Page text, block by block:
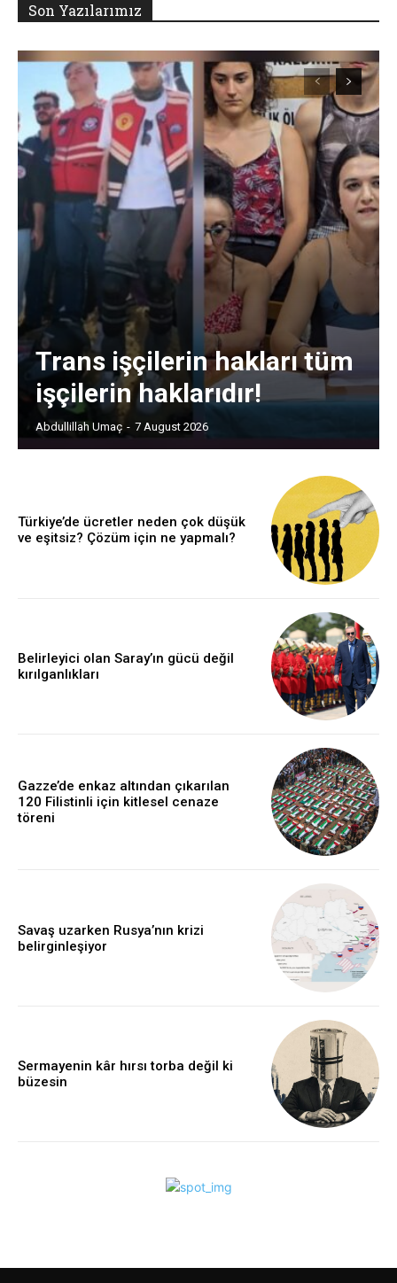
Son Yazılarımız
Trans işçilerin hakları tüm
işçilerin haklarıdır!
Abdullillah Umaç - 7 August 2026
Türkiye’de ücretler neden çok düşük
ve eşitsiz? Çözüm için ne yapmalı?
Belirleyici olan Saray’ın gücü değil
kırılganlıkları
Gazze’de enkaz altından çıkarılan
120 Filistinli için kitlesel cenaze
töreni
Savaş uzarken Rusya’nın krizi
belirginleşiyor
Sermayenin kâr hırsı torba değil ki
büzesin